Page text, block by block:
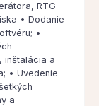
RTG
• Dodanie
•
inštalácia a
• Uvedenie
a